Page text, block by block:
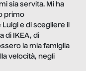
sia servita. Mi ha
primo
e di scegliere il
di IKEA, di
la mia famiglia
velocità, negli